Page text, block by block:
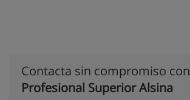
Contacta sin compromiso con
Profesional Superior Alsina